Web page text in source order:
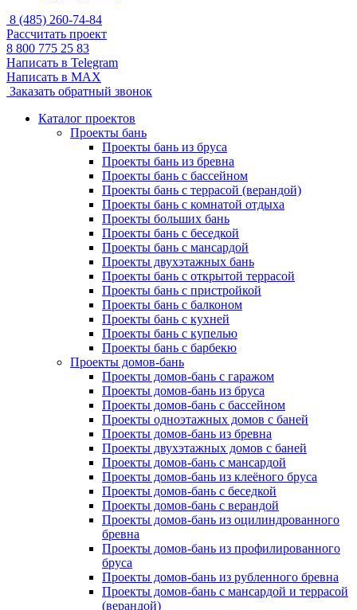
8 (485) 260-74-84
Рассчитать проект
8 800 775 25 83
Написать в Telegram
Написать в MAX
Заказать обратный звонок
Каталог проектов
Проекты бань
Проекты бань из бруса
Проекты бань из бревна
Проекты бань с бассейном
Проекты бань с террасой (верандой)
Проекты бань с комнатой отдыха
Проекты больших бань
Проекты бань с беседкой
Проекты бань с мансардой
Проекты двухэтажных бань
Проекты бань с открытой террасой
Проекты бань с пристройкой
Проекты бань с балконом
Проекты бань с кухней
Проекты бань с купелью
Проекты бань с барбекю
Проекты домов-бань
Проекты домов-бань с гаражом
Проекты домов-бань из бруса
Проекты домов-бань с бассейном
Проекты одноэтажных домов с баней
Проекты домов-бань из бревна
Проекты двухэтажных домов с баней
Проекты домов-бань с мансардой
Проекты домов-бань из клеёного бруса
Проекты домов-бань с беседкой
Проекты домов-бань с верандой
Проекты домов-бань из оцилиндрованного
бревна
Проекты домов-бань из профилированного
бруса
Проекты домов-бань из рубленного бревна
Проекты домов-бань с мансардой и террасой
(верандой)